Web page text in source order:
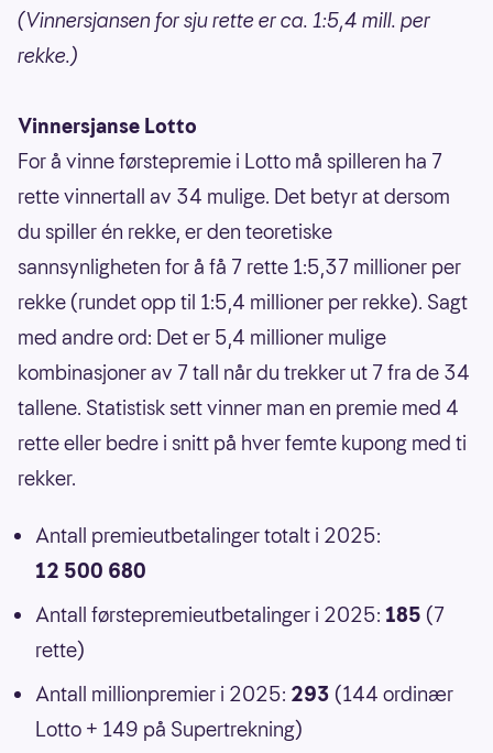
(Vinnersjansen for sju rette er ca. 1:5,4 mill. per
rekke.)
Vinnersjanse Lotto
For å vinne førstepremie i Lotto må spilleren ha 7
rette vinnertall av 34 mulige. Det betyr at dersom
du spiller én rekke, er den teoretiske
sannsynligheten for å få 7 rette 1:5,37 millioner per
rekke (rundet opp til 1:5,4 millioner per rekke). Sagt
med andre ord: Det er 5,4 millioner mulige
kombinasjoner av 7 tall når du trekker ut 7 fra de 34
tallene. Statistisk sett vinner man en premie med 4
rette eller bedre i snitt på hver femte kupong med ti
rekker.
Antall premieutbetalinger totalt i 2025:
12 500 680
Antall førstepremieutbetalinger i 2025: 185 (7
rette)
Antall millionpremier i 2025: 293 (144 ordinær
Lotto + 149 på Supertrekning)